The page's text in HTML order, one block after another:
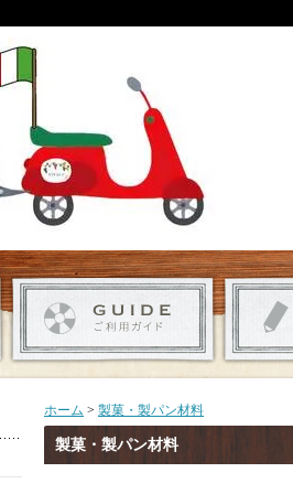
ホーム > 製菓・製パン材料
製菓・製パン材料